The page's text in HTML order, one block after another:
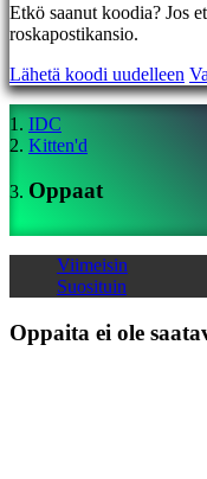
SR
SV
TR
UK
VI
ZH
Peli
Peli
Gameplay
sisäiset
tapahtumat
Etkö saanut koodia? Jos
roskapostikansio.
Lähetä koodi uudelleen
IDC
Kitten'd
Oppaat
Viimeisin
Suosituin
Oppaita ei ole